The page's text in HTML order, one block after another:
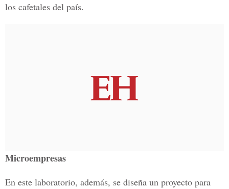
los cafetales del país.
Microempresas
En este laboratorio, además, se diseña un proyecto para